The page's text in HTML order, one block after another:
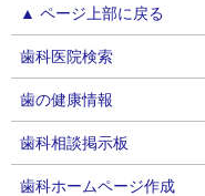
▲ ページ上部に戻る
歯科医院検索
歯の健康情報
歯科相談掲示板
歯科ホームページ作成